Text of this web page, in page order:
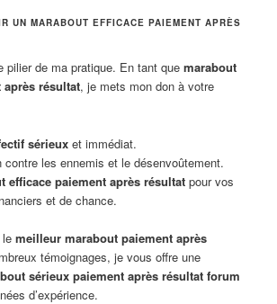
UN MARABOUT EFFICACE PAIEMENT APRÈS
pilier de ma pratique. En tant quemarabout
résultat, je mets mon don à votre
sérieuxet immédiat.
contre les ennemis et le désenvoûtement.
efficace paiement après résultatpour vos
et de chance.
lemeilleur marabout paiement après
témoignages, je vous offre une
sérieux paiement après résultat forum
d’expérience.